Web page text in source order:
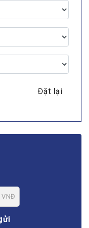
Đặt lại
VNĐ